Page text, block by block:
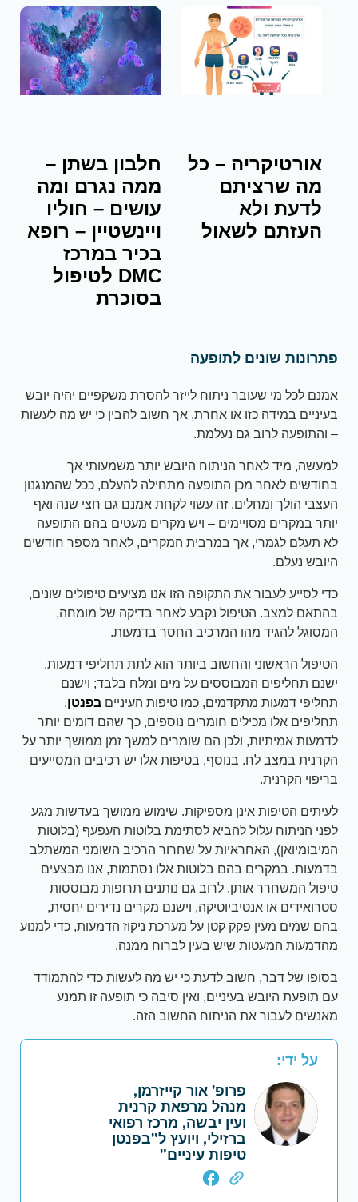
אורטיקריה – כל
מה שרציתם
לדעת ולא
העזתם לשאול
חלבון בשתן –
ממה נגרם ומה
עושים – חוליו
ויינשטיין – רופא
בכיר במרכז
DMC לטיפול
בסוכרת
פתרונות שונים לתופעה
אמנם לכל מי שעובר ניתוח לייזר להסרת משקפיים יהיה יובש
בעיניים במידה כזו או אחרת, אך חשוב להבין כי יש מה לעשות
– והתופעה לרוב גם נעלמת.
למעשה, מיד לאחר הניתוח היובש יותר משמעותי אך
בחודשים לאחר מכן התופעה מתחילה להעלם, ככל שהמנגנון
העצבי הולך ומחלים. זה עשוי לקחת אמנם גם חצי שנה ואף
יותר במקרים מסויימים – ויש מקרים מעטים בהם התופעה
לא תעלם לגמרי, אך במרבית המקרים, לאחר מספר חודשים
היובש נעלם.
כדי לסייע לעבור את התקופה הזו אנו מציעים טיפולים שונים,
בהתאם למצב. הטיפול נקבע לאחר בדיקה של מומחה,
המסוגל להגיד מהו המרכיב החסר בדמעות.
הטיפול הראשוני והחשוב ביותר הוא לתת תחליפי דמעות.
ישנם תחליפים המבוססים על מים ומלח בלבד; וישנם
תחליפי דמעות מתקדמים, כמו טיפות העינייםבפנטן.
תחליפים אלו מכילים חומרים נוספים, כך שהם דומים יותר
לדמעות אמיתיות, ולכן הם שומרים למשך זמן ממושך יותר על
הקרנית במצב לח. בנוסף, בטיפות אלו יש רכיבים המסייעים
בריפוי הקרנית.
לעיתים הטיפות אינן מספיקות. שימוש ממושך בעדשות מגע
לפני הניתוח עלול להביא לסתימת בלוטות העפעף (בלוטות
המיבומיואן), האחראיות על שחרור הרכיב השומני המשתלב
בדמעות. במקרים בהם בלוטות אלו נסתמות, אנו מבצעים
טיפול המשחרר אותן. לרוב גם נותנים תרופות מבוססות
סטרואידים או אנטיביוטיקה, וישנם מקרים נדירים יחסית,
בהם שמים מעין פקק קטן על מערכת ניקוז הדמעות, כדי למנוע
מהדמעות המעטות שיש בעין לברוח ממנה.
בסופו של דבר, חשוב לדעת כי יש מה לעשות כדי להתמודד
עם תופעת היובש בעיניים, ואין סיבה כי תופעה זו תמנע
מאנשים לעבור את הניתוח החשוב הזה.
על ידי:
פרופ' אור קייזרמן,
מנהל מרפאת קרנית
ועין יבשה, מרכז רפואי
ברזילי, ויועץ ל"בפנטן
טיפות עיניים"